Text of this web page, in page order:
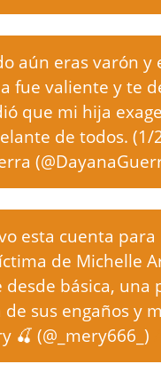
aún eras varón
fue valiente y te
que mi hija
de todos. (1/
esta cuenta
de Michelle
básica, una
sus engaños y
🍒 (@_mery666_)